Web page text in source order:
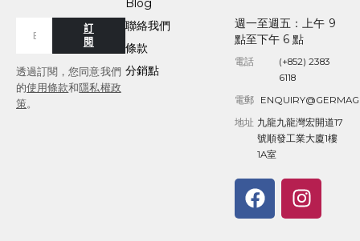
訂
閱
透過訂閱，您同意我們
的使用條款和隱私權政
策。
Blog
聯絡我們
條款
分銷點
週一至週五：上午 9
點至下午 6 點
電話
(+852) 2383
6118
電郵
地址 九龍九龍灣宏開道17
號順發工業大廈1樓
1A室